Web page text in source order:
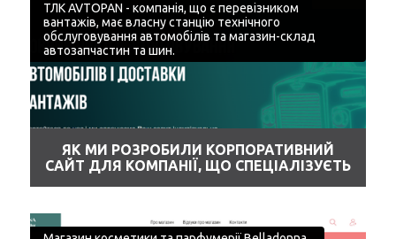
ЯК МИ РОЗРОБИЛИ КОРПОРАТИВНИЙ
САЙТ ДЛЯ КОМПАНІЇ, ЩО СПЕЦІАЛІЗУЄТЬ
ТЛК AVTOPAN - компанія, що є перевізником
вантажів, має власну станцію технічного
обслуговування автомобілів та магазин-склад
автозапчастин та шин.